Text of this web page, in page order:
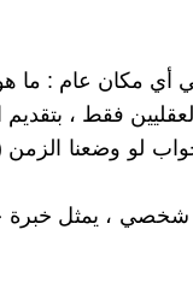
أي مكان عام : ما
فقط ، بتقديم
لو وضعنا الزمن (
، يمثل خبرة